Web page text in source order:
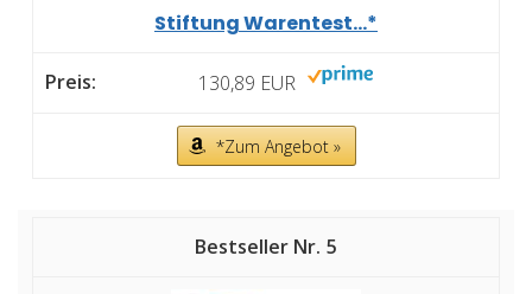
Stiftung Warentest...*
130,89 EUR
*Zum Angebot »
5